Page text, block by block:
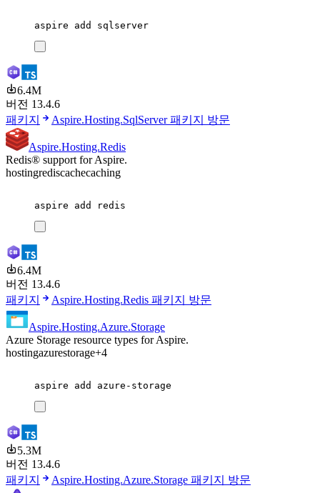
aspire add sqlserver
6.4M
버전 13.4.6
패키지
Aspire.Hosting.SqlServer 패키지 방문
Aspire.Hosting.Redis
Redis® support for Aspire.
hostingrediscachecaching
aspire add redis
6.4M
버전 13.4.6
패키지
Aspire.Hosting.Redis 패키지 방문
Aspire.Hosting.Azure.Storage
Azure Storage resource types for Aspire.
hostingazurestorage+4
aspire add azure-storage
5.3M
버전 13.4.6
패키지
Aspire.Hosting.Azure.Storage 패키지 방문